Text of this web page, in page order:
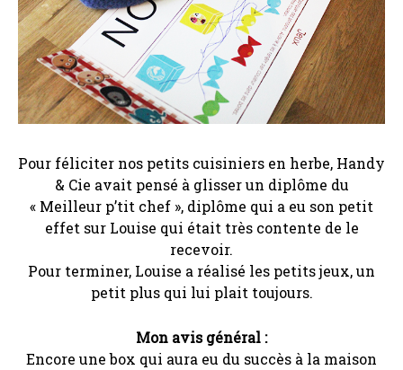
Pour féliciter nos petits cuisiniers en herbe, Handy
& Cie avait pensé à glisser un diplôme du
« Meilleur p’tit chef », diplôme qui a eu son petit
effet sur Louise qui était très contente de le
recevoir.
Pour terminer, Louise a réalisé les petits jeux, un
petit plus qui lui plait toujours.
Mon avis général :
Encore une box qui aura eu du succès à la maison